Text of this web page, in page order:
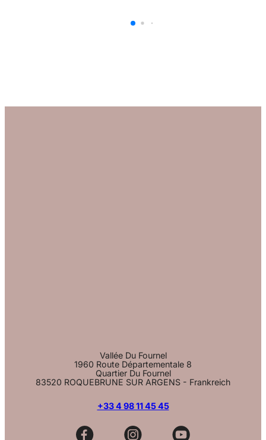
Vallée Du Fournel
1960 Route Départementale 8
Quartier Du Fournel
83520 ROQUEBRUNE SUR ARGENS - Frankreich
+33 4 98 11 45 45